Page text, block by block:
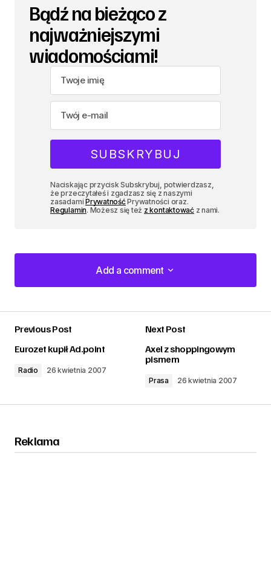
Bądź na bieżąco z
najważniejszymi
wiadomościami!
Naciskając przycisk Subskrybuj, potwierdzasz,
że przeczytałeś i zgadzasz się z naszymi
zasadamiPrywatnośćPrywatności oraz.
Regulamin. Możesz się też z kontaktowaćz nami.
Add a comment
Add a comment
Previous Post
Eurozet kupił Ad.point
Radio 26 kwietnia 2007
Next Post
Axel z shoppingowym
pismem
Prasa 26 kwietnia 2007
Reklama